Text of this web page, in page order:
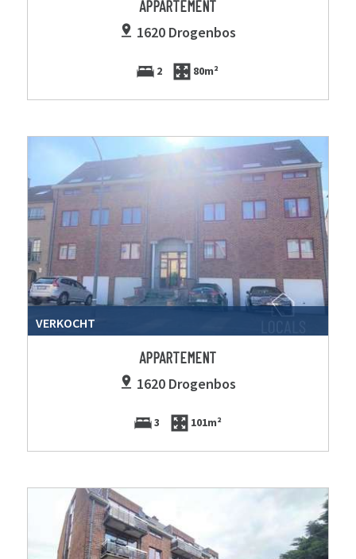
APPARTEMENT
1620 Drogenbos
2 80m²
VERKOCHT
APPARTEMENT
1620 Drogenbos
3 101m²